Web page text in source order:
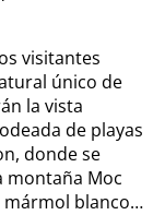
visitantes
único de
la vista
de playas
donde se
montaña Moc
mármol blanco…